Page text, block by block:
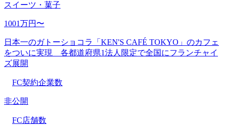
スイーツ・菓子
1001万円〜
日本一のガトーショコラ「KEN'S CAFÉ TOKYO」のカフェ
をついに実現 各都道府県1法人限定で全国にフランチャイ
ズ展開
FC契約企業数
非公開
FC店舗数